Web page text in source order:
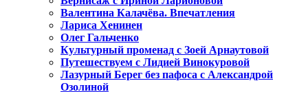
Валентина Калачёва. Впечатления
Лариса Хенинен
Олег Гальченко
Культурный променад с Зоей Арнаутовой
Путешествуем с Лидией Винокуровой
Лазурный Берег без пафоса с Александрой
Озолиной